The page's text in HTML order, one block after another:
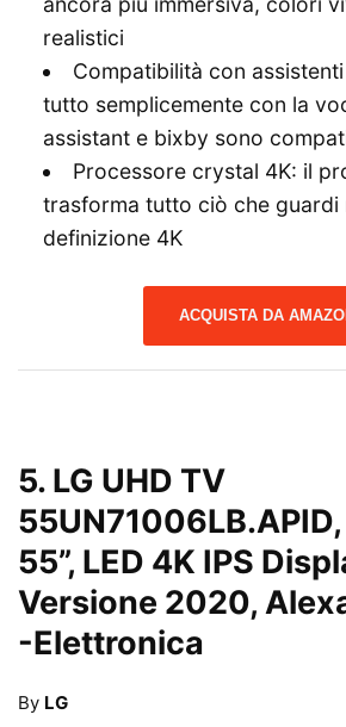
realistici
Compatibilità con
tutto semplicemente con la
assistant e bixby sono
Processore crystal 4K: il
trasforma tutto ciò che guardi
definizione 4K
ACQUISTA DA
5. LG UHD TV
55”, LED 4K IPS
Versione 2020,
-Elettronica
By LG